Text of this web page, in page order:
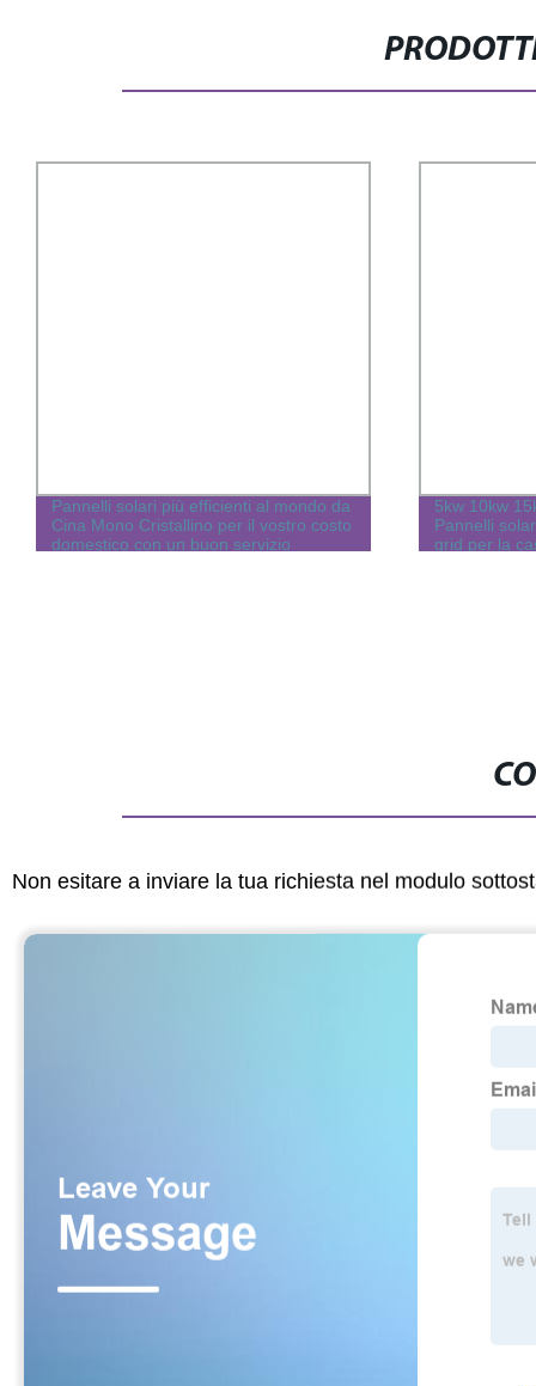
Pannelli solari più efficienti al mondo da
Cina Mono Cristallino per il vostro costo
domestico con un buon servizio
5kw 10kw
Pannelli
grid per la
Non esitare a inviare la tua richiesta nel modulo